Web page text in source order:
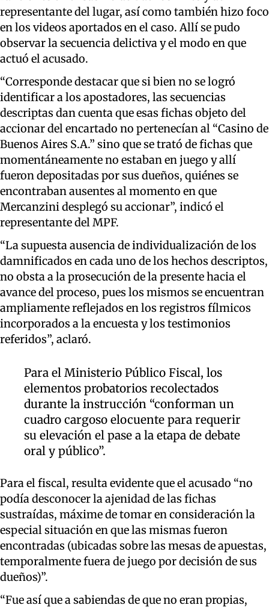
representante del lugar, así como también hizo foco
en los videos aportados en el caso. Allí se pudo
observar la secuencia delictiva y el modo en que
actuó el acusado.
“Corresponde destacar que si bien no se logró
identificar a los apostadores, las secuencias
descriptas dan cuenta que esas fichas objeto del
accionar del encartado no pertenecían al “Casino de
Buenos Aires S.A.” sino que se trató de fichas que
momentáneamente no estaban en juego y allí
fueron depositadas por sus dueños, quiénes se
encontraban ausentes al momento en que
Mercanzini desplegó su accionar”, indicó el
representante del MPF.
“La supuesta ausencia de individualización de los
damnificados en cada uno de los hechos descriptos,
no obsta a la prosecución de la presente hacia el
avance del proceso, pues los mismos se encuentran
ampliamente reflejados en los registros fílmicos
incorporados a la encuesta y los testimonios
referidos”, aclaró.
Para el Ministerio Público Fiscal, los
elementos probatorios recolectados
durante la instrucción “conforman un
cuadro cargoso elocuente para requerir
su elevación el pase a la etapa de debate
oral y público”.
Para el fiscal, resulta evidente que el acusado “no
podía desconocer la ajenidad de las fichas
sustraídas, máxime de tomar en consideración la
especial situación en que las mismas fueron
encontradas (ubicadas sobre las mesas de apuestas,
temporalmente fuera de juego por decisión de sus
dueños)”.
“Fue así que a sabiendas de que no eran propias,